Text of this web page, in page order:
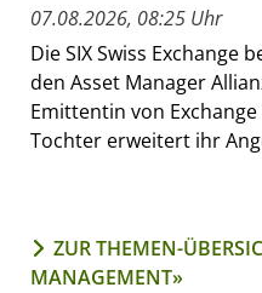
07.08.2026, 08:25 Uhr
Die SIX Swiss Exchange
den Asset Manager
Emittentin von
Tochter erweitert ihr
ZUR THEMEN-
MANAGEMENT»